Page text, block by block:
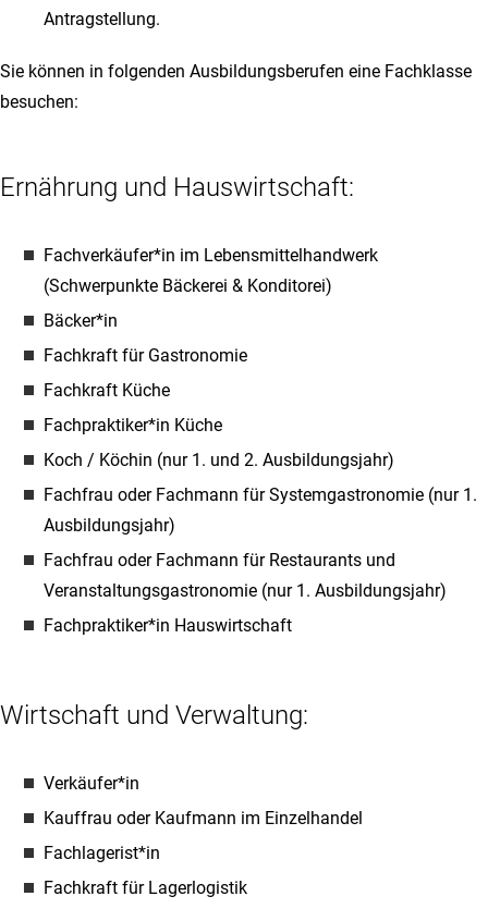
Antragstellung.
Sie können in folgenden Ausbildungsberufen eine Fachklasse
besuchen:
Ernährung und Hauswirtschaft:
Fachverkäufer*in im Lebensmittelhandwerk
(Schwerpunkte Bäckerei & Konditorei)
Bäcker*in
Fachkraft für Gastronomie
Fachkraft Küche
Fachpraktiker*in Küche
Koch / Köchin (nur 1. und 2. Ausbildungsjahr)
Fachfrau oder Fachmann für Systemgastronomie (nur 1.
Ausbildungsjahr)
Fachfrau oder Fachmann für Restaurants und
Veranstaltungsgastronomie (nur 1. Ausbildungsjahr)
Fachpraktiker*in Hauswirtschaft
Wirtschaft und Verwaltung:
Verkäufer*in
Kauffrau oder Kaufmann im Einzelhandel
Fachlagerist*in
Fachkraft für Lagerlogistik